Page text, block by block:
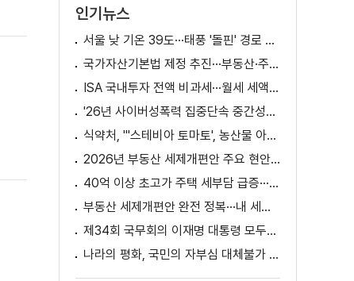
인기뉴스
서울 낮 기온 39도···태풍 '돌핀' 경로 변수
국가자산기본법 제정 추진···부동산·주식 등 통합 관리
ISA 국내투자 전액 비과세···월세 세액공제 확대
'26년 사이버성폭력 집중단속 중간성과 발표···향후 추진계획은?
식약처, "'스테비아 토마토', 농산물 아닌 가공식품"
2026년 부동산 세제개편안 주요 현안 팩트체크 [K-정책 사용법]
40억 이상 초고가 주택 세부담 급증···실수요자 보호 강화
부동산 세제개편안 완전 정복···내 세금 어떻게 달라지나? [K-정책 사용법]
제34회 국무회의 이재명 대통령 모두발언
나라의 평화, 국민의 자부심 대체불가 대한민국 이재명 대통령 모두말씀